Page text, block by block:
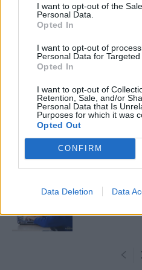
I want to opt-out of the
Personal Data.
Opted In
I want to opt-out of
Personal Data for Targeted
Opted In
I want to opt-out of
Retention, Sale, and/or
Personal Data that Is
Purposes for which it was
Opted Out
CONFIRM
Data Deletion Data
KAPCSOLÓDÓ CIKKEK
Heti
Trollok